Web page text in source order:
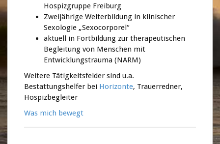
Hospizgruppe Freiburg
Zweijährige Weiterbildung in klinischer
Sexologie „Sexocorporel“
aktuell in Fortbildung zur therapeutischen
Begleitung von Menschen mit
Entwicklungstrauma (NARM)
Weitere Tätigkeitsfelder sind u.a.
Bestattungshelfer bei Horizonte, Trauerredner,
Hospizbegleiter
Was mich bewegt